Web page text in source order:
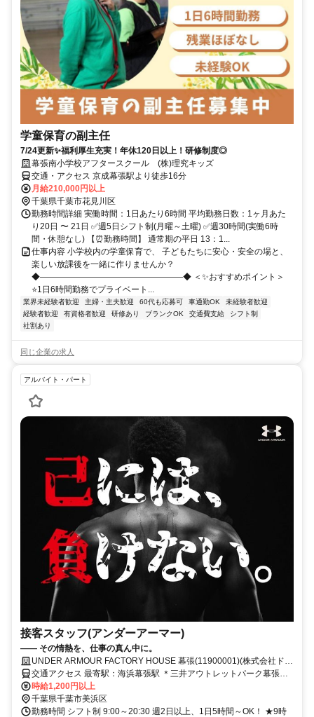
学童保育の副主任
7/24更新✨福利厚生充実！年休120日以上！研修制度◎
幕張南小学校アフタースクール (株)理究キッズ
交通・アクセス 京成幕張駅より徒歩16分
月給210,000円以上
千葉県千葉市花見川区
勤務時間詳細 実働時間：1日あたり6時間 平均勤務日数：1ヶ月あた
り20日 〜 21日 ✅週5日シフト制(月曜～土曜) ✅週30時間(実働6時
間・休憩なし) 【⏰勤務時間】 通常期の平日 13：1...
仕事内容 小学校内の学童保育で、 子どもたちに安心・安全の場と、
楽しい放課後を一緒に作りませんか？
◆―――――――――――――――――◆ ＜✨おすすめポイント＞
⭐1日6時間勤務でプライベート...
業界未経験者歓迎 主婦・主夫歓迎 60代も応募可 車通勤OK
未経験者歓迎
経験者歓迎
有資格者歓迎 研修あり ブランクOK 交通費支給
シフト制
社割あり
同じ企業の求人
アルバイト・パート
接客スタッフ(アンダーアーマー)
—— その情熱を、仕事の真ん中に。
UNDER ARMOUR FACTORY HOUSE 幕張(11900001)(株式会社ドー
ム)
交通アクセス 最寄駅：海浜幕張駅 ＊三井アウトレットパーク幕張内
での勤務です！ 【交通アクセス】 各線「海浜幕張駅」から徒歩1分
時給1,200円以上
千葉県千葉市美浜区
勤務時間 シフト制 9:00～20:30 週2日以上、1日5時間～OK！ ★9時